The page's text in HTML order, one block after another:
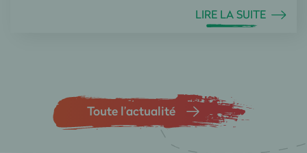
LIRE LA SUITE
Toute l’actualité